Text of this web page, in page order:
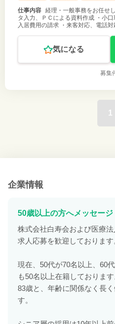
仕事内容 経理・一般事務をお任せ
タ入力、ＰＣによる資料作成 ・小
入居費用の請求 ・来客対応、電話
気になる
募集
1
企業情報
50歳以上の方へメッセージ
株式会社白寿会および医療
求人応募を歓迎しております
現在、50代が70名以上、60
も50名以上在籍しておりま
83歳と、年齢に関係なく長
す。